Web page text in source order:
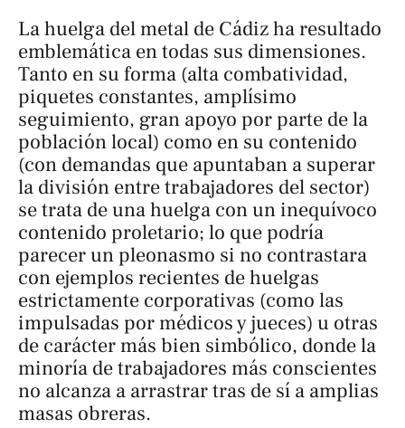
La huelga del metal de Cádiz ha resultado
emblemática en todas sus dimensiones.
Tanto en su forma (alta combatividad,
piquetes constantes, amplísimo
seguimiento, gran apoyo por parte de la
población local) como en su contenido
(con demandas que apuntaban a superar
la división entre trabajadores del sector)
se trata de una huelga con un inequívoco
contenido proletario; lo que podría
parecer un pleonasmo si no contrastara
con ejemplos recientes de huelgas
estrictamente corporativas (como las
impulsadas por médicos y jueces) u otras
de carácter más bien simbólico, donde la
minoría de trabajadores más conscientes
no alcanza a arrastrar tras de sí a amplias
masas obreras.